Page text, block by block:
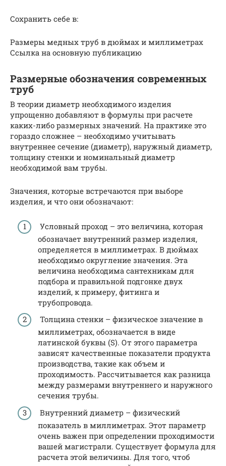
Сохранить себе в:
Размеры медных труб в дюймах и миллиметрах
Ссылка на основную публикацию
Размерные обозначения современных
труб
В теории диаметр необходимого изделия
упрощенно добавляют в формулы при расчете
каких-либо размерных значений. На практике это
гораздо сложнее – необходимо учитывать
внутреннее сечение (диаметр), наружный диаметр,
толщину стенки и номинальный диаметр
необходимой вам трубы.
Значения, которые встречаются при выборе
изделия, и что они обозначают:
Условный проход – это величина, которая
обозначает внутренний размер изделия,
определяется в миллиметрах. В дюймах
необходимо округление значения. Эта
величина необходима сантехникам для
подбора и правильной подгонке двух
изделий, к примеру, фитинга и
трубопровода.
Толщина стенки – физическое значение в
миллиметрах, обозначается в виде
латинской буквы (S). От этого параметра
зависят качественные показатели продукта
производства, такие как объем и
проходимость. Рассчитывается как разница
между размерами внутреннего и наружного
сечения трубы.
Внутренний диаметр – физический
показатель в миллиметрах. Этот параметр
очень важен при определении проходимости
вашей магистрали. Существует формула для
расчета этой величины. Для того, чтоб